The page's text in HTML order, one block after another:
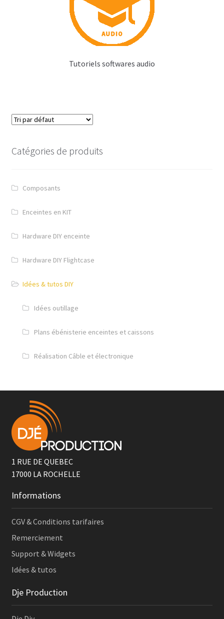
Tutoriels softwares audio
Catégories de produits
Composants
Enceintes en KIT
Hardware DIY enceinte
Hardware DIY Flightcase
Idées & tutos DIY
Idées outillage
Plans ébénisterie enceintes et caissons
Réalisation Câble et électronique
1 RUE DE QUEBEC
17000 LA ROCHELLE
Informations
CGV & Conditions tarifaires
Remerciement
Support & Widgets
Idées & tutos
Dje Production